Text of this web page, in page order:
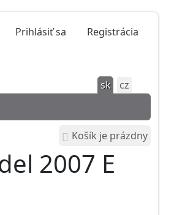
Prihlásiť sa Registrácia
sk
cz
Košík je prázdny
2007 E